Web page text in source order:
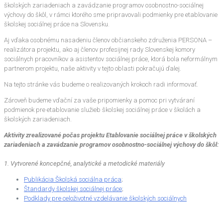
školských zariadeniach a zavádzanie programov osobnostno-sociálnej
výchovy do škôl, v rámci ktorého sme pripravovali podmienky pre etablovanie
školskej sociálnej práce na Slovensku.
Aj vďaka osobnému nasadeniu členov občianskeho združenia PERSONA –
realizátora projektu, ako aj členov profesijnej rady Slovenskej komory
sociálnych pracovníkov a asistentov sociálnej práce, ktorá bola neformálnym
partnerom projektu, naše aktivity v tejto oblasti pokračujú ďalej.
Na tejto stránke vás budeme o realizovaných krokoch radi informovať.
Zároveň budeme vďační za vaše pripomienky a pomoc pri vytváraní
podmienok pre etablovanie služieb školskej sociálnej práce v školách a
školských zariadeniach.
Aktivity zrealizované počas projektu Etablovanie sociálnej práce v školských
zariadeniach a zavádzanie programov osobnostno-sociálnej výchovy do škôl:
1. Vytvorené koncepčné, analytické a metodické materiály
Publikácia Školská sociálna práca;
Štandardy školskej sociálnej práce;
Podklady pre celoživotné vzdelávanie školských sociálnych